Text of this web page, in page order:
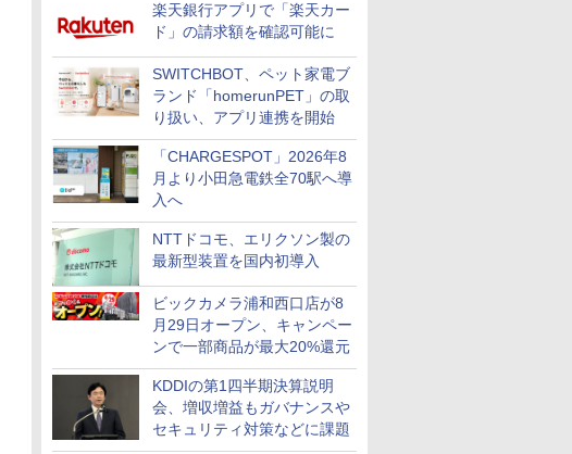
楽天銀行アプリで「楽天カー
ド」の請求額を確認可能に
SWITCHBOT、ペット家電ブ
ランド「homerunPET」の取
り扱い、アプリ連携を開始
「CHARGESPOT」2026年8
月より小田急電鉄全70駅へ導
入へ
NTTドコモ、エリクソン製の
最新型装置を国内初導入
ビックカメラ浦和西口店が8
月29日オープン、キャンペー
ンで一部商品が最大20%還元
KDDIの第1四半期決算説明
会、増収増益もガバナンスや
セキュリティ対策などに課題